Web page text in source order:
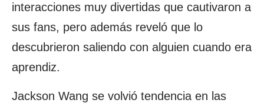
interacciones muy divertidas que cautivaron a
sus fans, pero además reveló que lo
descubrieron saliendo con alguien cuando era
aprendiz.
Jackson Wang se volvió tendencia en las